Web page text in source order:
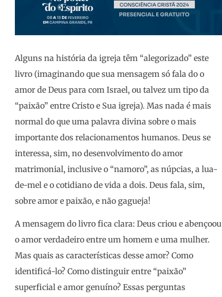
Alguns na história da igreja têm “alegorizado” este
livro (imaginando que sua mensagem só fala do o
amor de Deus para com Israel, ou talvez um tipo da
“paixão” entre Cristo e Sua igreja). Mas nada é mais
normal do que uma palavra divina sobre o mais
importante dos relacionamentos humanos. Deus se
interessa, sim, no desenvolvimento do amor
matrimonial, inclusive o “namoro”, as núpcias, a lua-
de-mel e o cotidiano de vida a dois. Deus fala, sim,
sobre amor e paixão, e não gagueja!
A mensagem do livro fica clara: Deus criou e abençoou
o amor verdadeiro entre um homem e uma mulher.
Mas quais as características desse amor? Como
identificá-lo? Como distinguir entre “paixão”
superficial e amor genuíno? Essas perguntas